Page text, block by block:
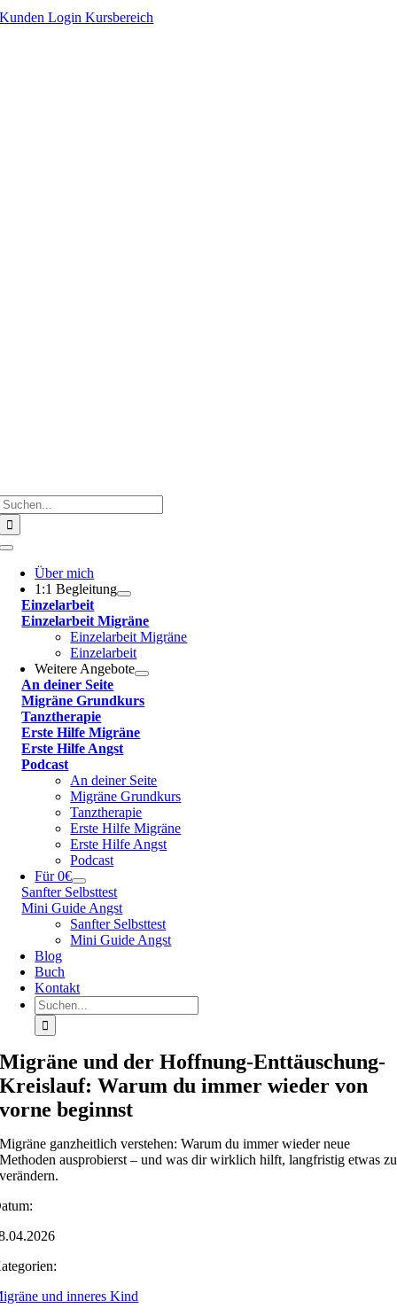
Zum
Kunden Login Kursbereich
Toggle
NavigationÜber mich
1:1 Begleitung
Einzelarbeit
Einzelarbeit Migräne
Einzelarbeit Migräne
Einzelarbeit
Weitere Angebote
An deiner Seite
Migräne Grundkurs
Tanztherapie
Erste Hilfe Migräne
Erste Hilfe Angst
Podcast
An deiner Seite
Migräne Grundkurs
Tanztherapie
Erste Hilfe Migräne
Erste Hilfe Angst
Podcast
Für 0€
Sanfter Selbsttest
Mini Guide Angst
Sanfter Selbsttest
Mini Guide Angst
Blog
Buch
Kontakt
Suche
nach:
Migräne und der Hoffnung-Enttäuschung-
Kreislauf: Warum du immer wieder von
vorne beginnst
Migräne ganzheitlich verstehen: Warum du immer wieder neue
Methoden ausprobierst – und was dir wirklich hilft, langfristig etwas zu
verändern.
und inneres Kind